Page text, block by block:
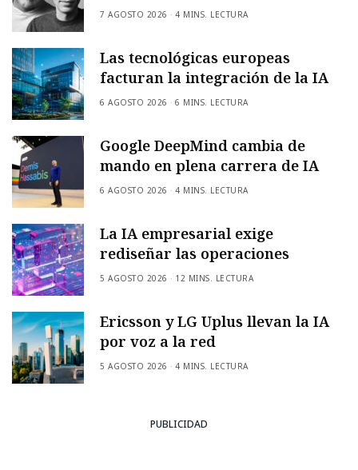
7 AGOSTO 2026 4 MINS. LECTURA
Las tecnológicas europeas
facturan la integración de la IA
6 AGOSTO 2026 6 MINS. LECTURA
Google DeepMind cambia de
mando en plena carrera de IA
6 AGOSTO 2026 4 MINS. LECTURA
La IA empresarial exige
rediseñar las operaciones
5 AGOSTO 2026 12 MINS. LECTURA
Ericsson y LG Uplus llevan la IA
por voz a la red
5 AGOSTO 2026 4 MINS. LECTURA
PUBLICIDAD